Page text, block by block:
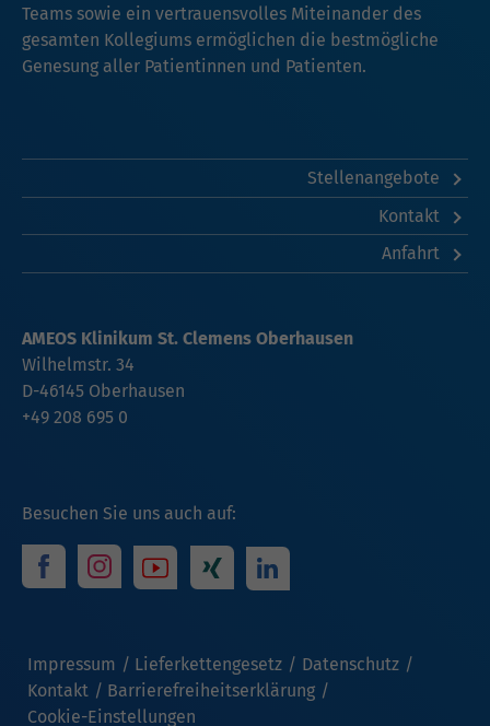
Teams sowie ein vertrauensvolles Miteinander des
gesamten Kollegiums ermöglichen die bestmögliche
Genesung aller Patientinnen und Patienten.
Stellenangebote
Kontakt
Anfahrt
Besuchen Sie uns auch auf:
Impressum Lieferkettengesetz
Datenschutz
Kontakt
Barrierefreiheitserklärung
Cookie-Einstellungen
AMEOS Klinikum St. Clemens Oberhausen
Wilhelmstr. 34
D-46145 Oberhausen
+49 208 695 0